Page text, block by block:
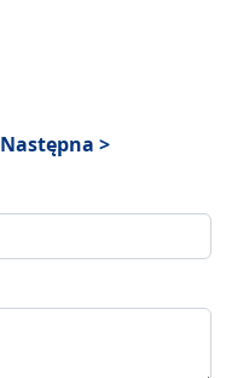
Następna >